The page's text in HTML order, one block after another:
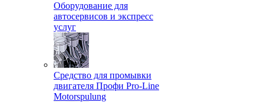
Оборудование для
автосервисов и экспресс
услуг
Средство для промывки
двигателя Профи Pro-Line
Motorspulung